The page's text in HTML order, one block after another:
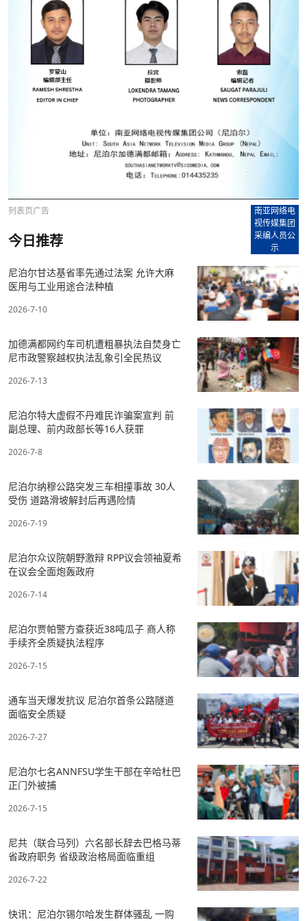
列表页广告
南亚网络电
视传媒集团
采编人员公
示
今日推荐
尼泊尔甘达基省率先通过法案 允许大麻
医用与工业用途合法种植
2026-7-10
加德满都网约车司机遭粗暴执法自焚身亡
尼市政警察越权执法乱象引全民热议
2026-7-13
尼泊尔特大虚假不丹难民诈骗案宣判 前
副总理、前内政部长等16人获罪
2026-7-8
尼泊尔纳穆公路突发三车相撞事故 30人
受伤 道路滑坡解封后再遇险情
2026-7-19
尼泊尔众议院朝野激辩 RPP议会领袖夏希
在议会全面炮轰政府
2026-7-14
尼泊尔贾帕警方查获近38吨瓜子 商人称
手续齐全质疑执法程序
2026-7-15
通车当天爆发抗议 尼泊尔首条公路隧道
面临安全质疑
2026-7-27
尼泊尔七名ANNFSU学生干部在辛哈杜巴
正门外被捕
2026-7-15
尼共（联合马列）六名部长辞去巴格马蒂
省政府职务 省级政治格局面临重组
2026-7-22
快讯：尼泊尔锡尔哈发生群体骚乱 一购